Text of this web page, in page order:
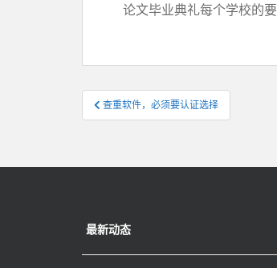
论文毕业典礼每个学校的
文
章
航
查重软件，必须要认证选择
最新动态